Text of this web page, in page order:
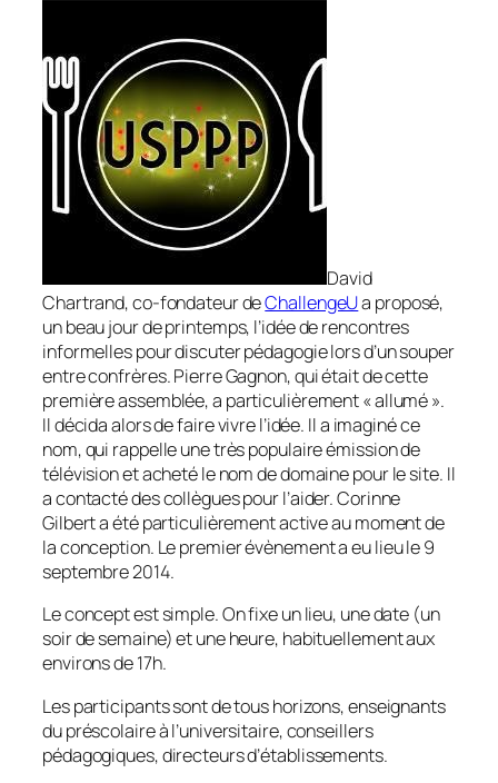
David
Chartrand, co-fondateur deChallengeUa proposé,
un beau jour de printemps, l’idée de rencontres
informelles pour discuter pédagogie lors d’un souper
entre confrères. Pierre Gagnon, qui était de cette
première assemblée, a particulièrement « allumé ».
Il décida alors de faire vivre l’idée. Il a imaginé ce
nom, qui rappelle une très populaire émission de
télévision et acheté le nom de domaine pour le site. Il
a contacté des collègues pour l’aider. Corinne
Gilbert a été particulièrement active au moment de
la conception. Le premier évènement a eu lieu le 9
septembre 2014.
Le concept est simple. On fixe un lieu, une date (un
soir de semaine) et une heure, habituellement aux
environs de 17h.
Les participants sont de tous horizons, enseignants
du préscolaire à l’universitaire, conseillers
pédagogiques, directeurs d’établissements.